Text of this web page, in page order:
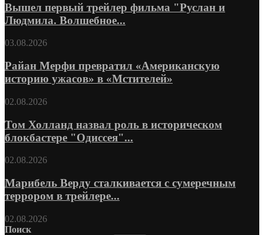
Вышел первый трейлер фильма "Руслан и
Людмила. Волшебное...
03.08.2026
Райан Мерфи превратил «Американскую
историю ужасов» в «Мстителей»
02.08.2026
Том Холланд назвал роль в историческом
блокбастере "Одиссея"...
02.08.2026
Марибель Верду сталкивается с сумеречным
террором в трейлере...
02.08.2026
Поиск